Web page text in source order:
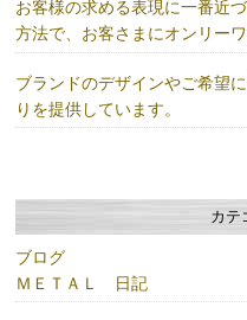
お客様の求める表現に一番近
方法で、お客さまにオンリー
ブランドのデザインやご希望
りを提供しています。
カテ
ブログ
ＭＥＴＡＬ 日記